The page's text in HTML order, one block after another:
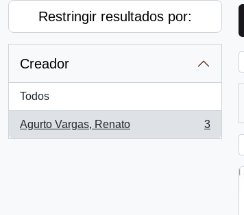
Restringir resultados por:
Creador
Todos
Agurto Vargas, Renato
, 3 resultados
3